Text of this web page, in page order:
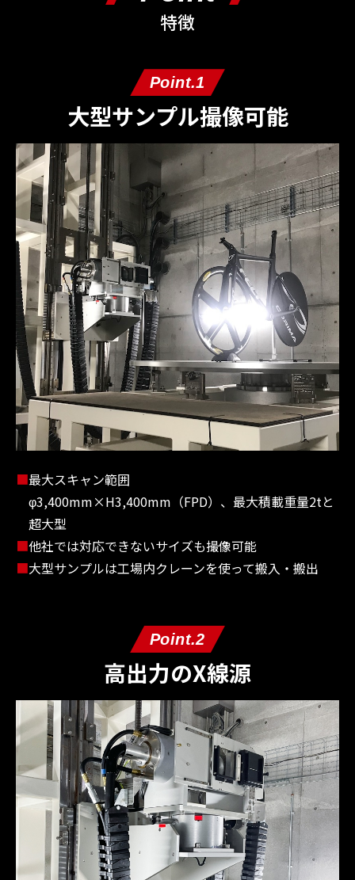
特徴
Point.1
大型サンプル撮像可能
■最大スキャン範囲
φ3,400mm×H3,400mm（FPD）、最大積載重量2tと
超大型
■他社では対応できないサイズも撮像可能
■大型サンプルは工場内クレーンを使って搬入・搬出
Point.2
高出力のX線源